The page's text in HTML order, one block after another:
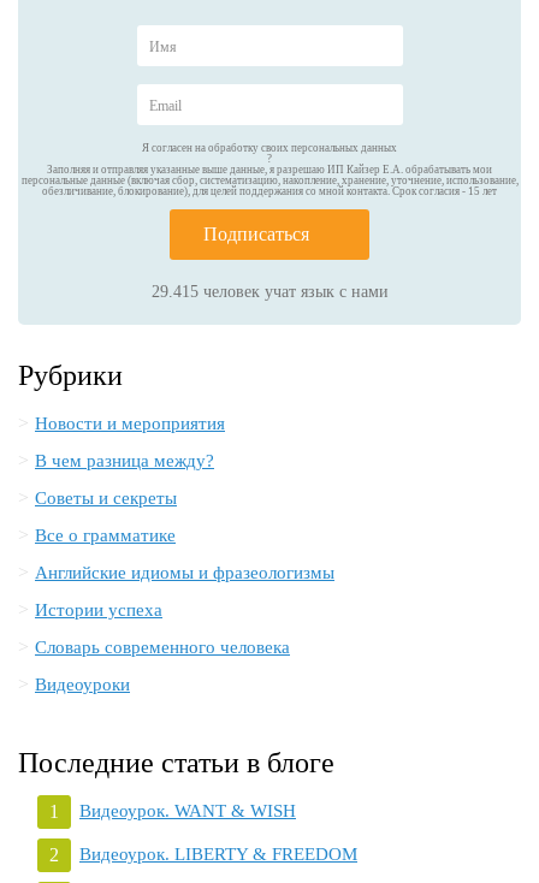
Я согласен на обработку своих персональных данных
?
Заполняя и отправляя указанные выше данные, я разрешаю ИП Кайзер Е.А. обрабатывать мои
персональные данные (включая сбор, систематизацию, накопление, хранение, уточнение, использование,
обезличивание, блокирование), для целей поддержания со мной контакта. Срок согласия - 15 лет
Подписаться
29.415человек учат язык с нами
Рубрики
Новости и мероприятия
В чем разница между?
Советы и секреты
Все о грамматике
Английские идиомы и фразеологизмы
Истории успеха
Словарь современного человека
Видеоуроки
Последние статьи в блоге
Видеоурок. WANT & WISH
Видеоурок. LIBERTY & FREEDOM